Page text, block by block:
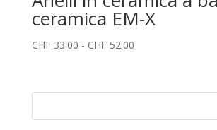
ceramica EM-X
CHF33.00 - CHF52.00Fascia
da